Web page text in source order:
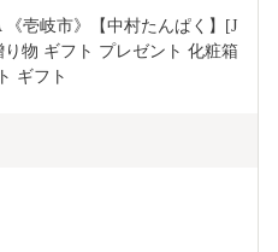
壱岐市》【中村たんぱく】[J
物 ギフト プレゼント 化粧箱
ギフト